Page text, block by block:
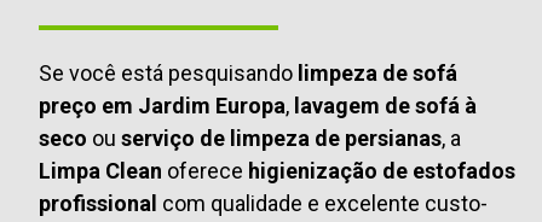
Se você está pesquisando limpeza de sofá
preço em Jardim Europa, lavagem de sofá à
seco ou serviço de limpeza de persianas, a
Limpa Clean oferece higienização de estofados
profissional com qualidade e excelente custo-